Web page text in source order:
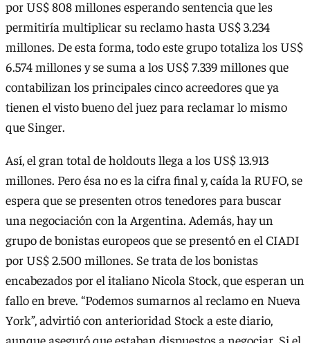
por US$ 808 millones esperando sentencia que les
permitiría multiplicar su reclamo hasta US$ 3.234
millones. De esta forma, todo este grupo totaliza los US$
6.574 millones y se suma a los US$ 7.339 millones que
contabilizan los principales cinco acreedores que ya
tienen el visto bueno del juez para reclamar lo mismo
que Singer.
Así, el gran total de holdouts llega a los US$ 13.913
millones. Pero ésa no es la cifra final y, caída la RUFO, se
espera que se presenten otros tenedores para buscar
una negociación con la Argentina. Además, hay un
grupo de bonistas europeos que se presentó en el CIADI
por US$ 2.500 millones. Se trata de los bonistas
encabezados por el italiano Nicola Stock, que esperan un
fallo en breve. “Podemos sumarnos al reclamo en Nueva
York”, advirtió con anterioridad Stock a este diario,